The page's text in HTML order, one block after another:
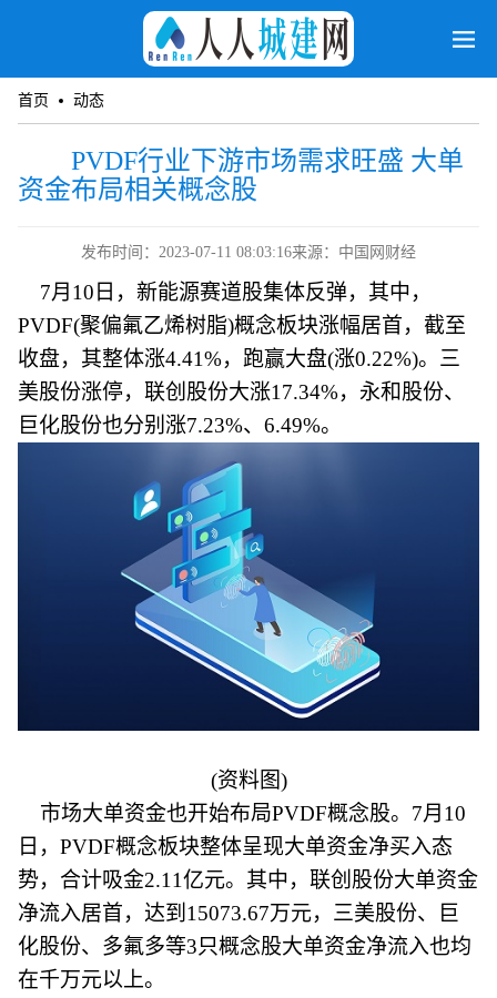
首页 动态
PVDF行业下游市场需求旺盛 大单
资金布局相关概念股
发布时间：2023-07-11 08:03:16来源：中国网财经
7月10日，新能源赛道股集体反弹，其中，
PVDF(聚偏氟乙烯树脂)概念板块涨幅居首，截至
收盘，其整体涨4.41%，跑赢大盘(涨0.22%)。三
美股份涨停，联创股份大涨17.34%，永和股份、
巨化股份也分别涨7.23%、6.49%。
(资料图)
市场大单资金也开始布局PVDF概念股。7月10
日，PVDF概念板块整体呈现大单资金净买入态
势，合计吸金2.11亿元。其中，联创股份大单资金
净流入居首，达到15073.67万元，三美股份、巨
化股份、多氟多等3只概念股大单资金净流入也均
在千万元以上。